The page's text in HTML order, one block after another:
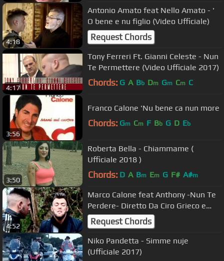
4:18
Antonio Amato feat Nello Amato - '
O bene e nu figlio (Video Ufficiale)
Request Chords
4:17
Tony Ferreri Ft. Gianni Celeste - Nun
Te Permettere (Video Ufficiale 2017)
Chords: G A Bb Dm Gm Cm C
3:56
Franco Calone 'Nu bene ca nun more
Chords: Gm Cm F Bb G D Eb
3:50
Roberta Bella - Chiammame (
Ufficiale 2018 )
Chords: D A Bm Em G F# A#m
4:52
Marco Calone feat Anthony -Nun Te
Perdere- Diretto Da Ciro Grieco e
Checco Danza
Request Chords
Niko Pandetta - Simme nuje
(Ufficiale 2017)